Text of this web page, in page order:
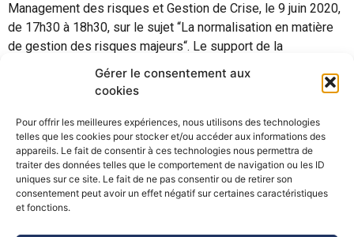
Gérer le consentement aux
cookies
Pour offrir les meilleures expériences, nous utilisons des technologies
telles que les cookies pour stocker et/ou accéder aux informations des
appareils. Le fait de consentir à ces technologies nous permettra de
traiter des données telles que le comportement de navigation ou les ID
uniques sur ce site. Le fait de ne pas consentir ou de retirer son
consentement peut avoir un effet négatif sur certaines caractéristiques
et fonctions.
Management des risques et Gestion de Crise, le 9 juin 2020,
de 17h30 à 18h30, sur le sujet “La normalisation en matière
de gestion des risques majeurs“. Le support de la
présentation et l’enregistrement audio sont disponibles
« Précédent Suivant »
©Pôle Alpin d’études et de recherche pour la prévention des